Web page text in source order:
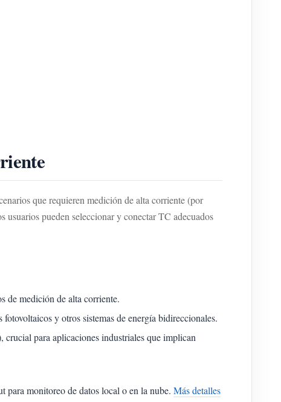
que requieren medición de alta corriente (por
pueden seleccionar y conectar TC adecuados
de medición de alta corriente.
y otros sistemas de energía bidireccionales.
para aplicaciones industriales que implican
para monitoreo de datos local o en la nube. Más detalles